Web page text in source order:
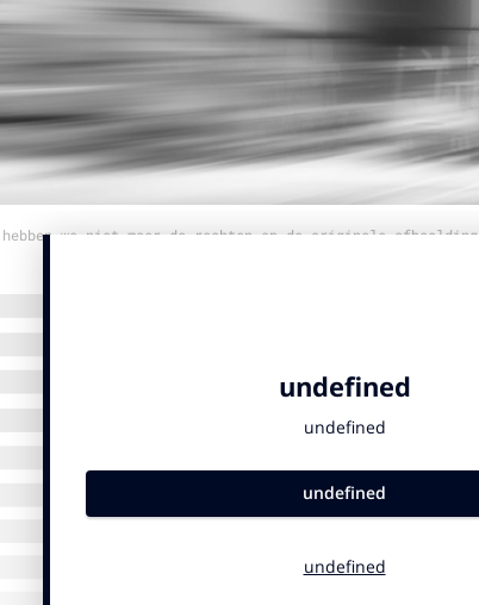
hebben we niet meer de rechten op de originele afbeelding